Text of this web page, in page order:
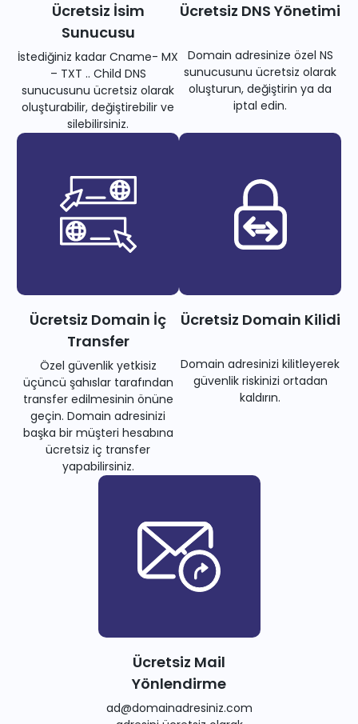
Ücretsiz İsim
Sunucusu
İstediğiniz kadar Cname- MX
– TXT .. Child DNS
sunucusunu ücretsiz olarak
oluşturabilir, değiştirebilir ve
silebilirsiniz.
Ücretsiz DNS Yönetimi
Domain adresinize özel NS
sunucusunu ücretsiz olarak
oluşturun, değiştirin ya da
iptal edin.
Ücretsiz Domain İç
Transfer
Özel güvenlik yetkisiz
üçüncü şahıslar tarafından
transfer edilmesinin önüne
geçin. Domain adresinizi
başka bir müşteri hesabına
ücretsiz iç transfer
yapabilirsiniz.
Ücretsiz Domain Kilidi
Domain adresinizi kilitleyerek
güvenlik riskinizi ortadan
kaldırın.
Ücretsiz Mail
Yönlendirme
ad@domainadresiniz.com